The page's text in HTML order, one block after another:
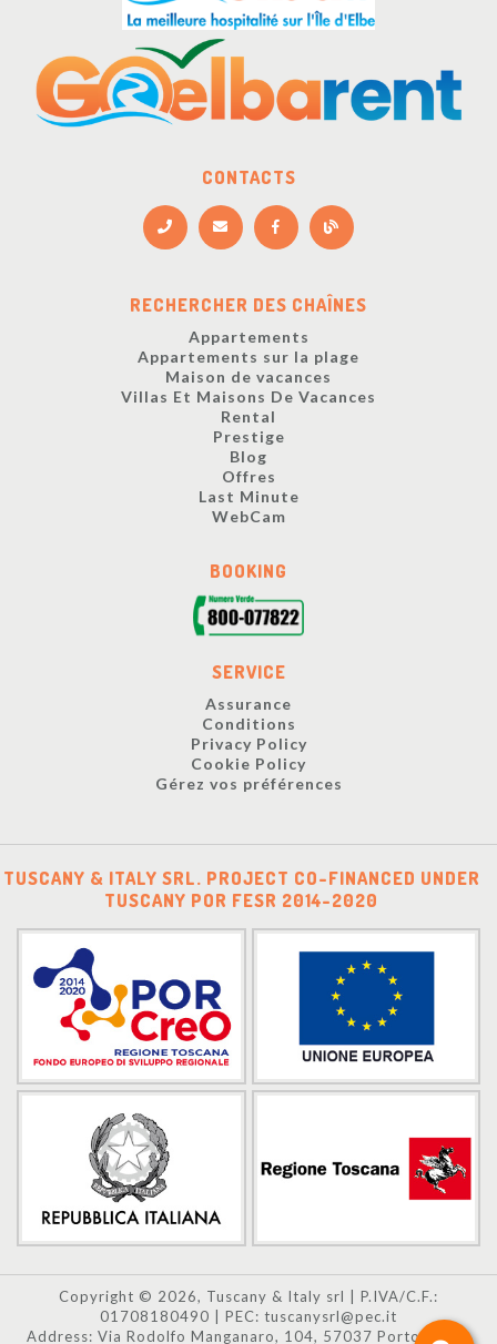
CONTACTS
RECHERCHER DES CHAÎNES
Appartements
Appartements sur la plage
Maison de vacances
Villas Et Maisons De Vacances
Rental
Prestige
Blog
Offres
Last Minute
WebCam
BOOKING
SERVICE
Assurance
Conditions
Privacy Policy
Cookie Policy
Gérez vos préférences
TUSCANY & ITALY SRL. PROJECT CO-FINANCED UNDER
TUSCANY POR FESR 2014-2020
Copyright © 2026, Tuscany & Italy srl | P.IVA/C.F.:
01708180490 | PEC: tuscanysrl@pec.it
Address: Via Rodolfo Manganaro, 104, 57037 Portoferraio